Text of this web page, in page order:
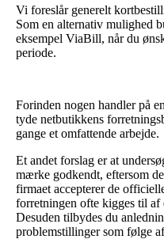
Vi foreslår generelt
Som en alternativ mulighed
eksempel ViaBill, når du
periode.
Forinden nogen handler på
tyde netbutikkens
gange et omfattende arbejde.
Et andet forslag er at
mærke godkendt, eftersom
firmaet accepterer de
forretningen ofte kigges til af
Desuden tilbydes du
problemstillinger som følge